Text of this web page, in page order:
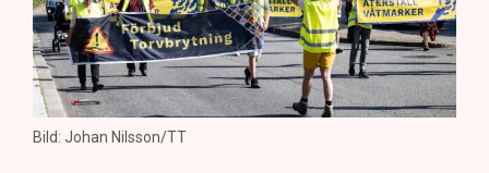
Bild: Johan Nilsson/TT